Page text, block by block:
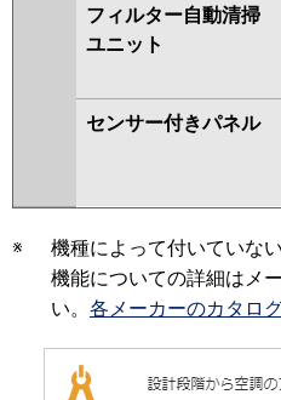
フィルター自動清掃
ユニット
センサー付きパネル
※
機種によって付いていな
機能についての詳細はメ
い。 各メーカーのカタロ